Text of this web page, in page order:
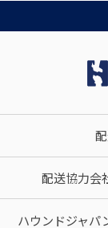
配送協力会
ハウンドジャパ